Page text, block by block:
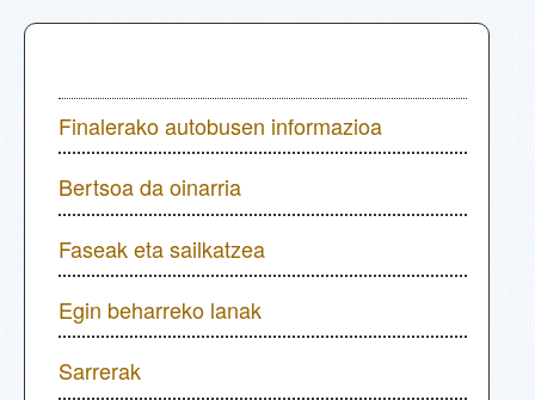
Finalerako autobusen informazioa
Bertsoa da oinarria
Faseak eta sailkatzea
Egin beharreko lanak
Sarrerak